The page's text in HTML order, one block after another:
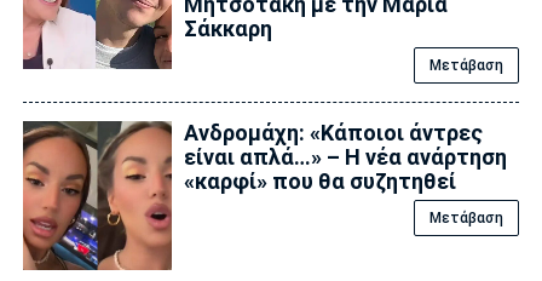
Σάκκαρη
Μετάβαση
Ανδρομάχη: «Κάποιοι άντρες
είναι απλά…» – Η νέα ανάρτηση
«καρφί» που θα συζητηθεί
Μετάβαση